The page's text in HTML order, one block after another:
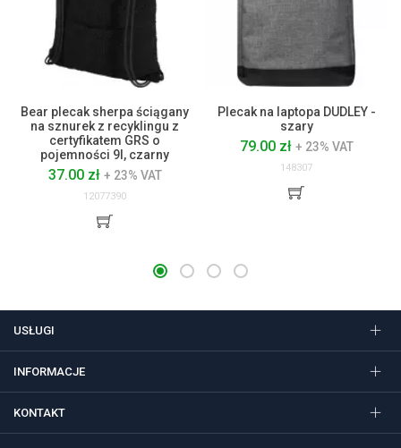
Bear plecak sherpa ściągany
na sznurek z recyklingu z
certyfikatem GRS o
pojemności 9l, czarny
37.00 zł + 23% VAT
12077390
Plecak na laptopa DUDLEY -
szary
79.00 zł + 23% VAT
148307
USŁUGI
INFORMACJE
KONTAKT